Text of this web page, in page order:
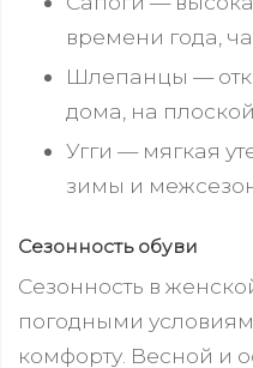
времени года,
Шлепанцы —
дома, на
Угги — мягкая
зимы и
Сезонность обуви
Сезонность в
погодными
комфорту. Весной и